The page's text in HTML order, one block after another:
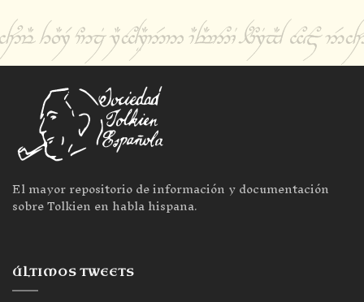
El mayor repositorio de información y documentación
sobre Tolkien en habla hispana.
ÚLTIMOS TWEETS